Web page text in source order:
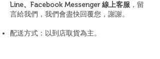
Line、Facebook Messenger 線上客服 ，留
言給我們，我們會盡快回覆您，謝謝。
配送方式：以到店取貨為主。